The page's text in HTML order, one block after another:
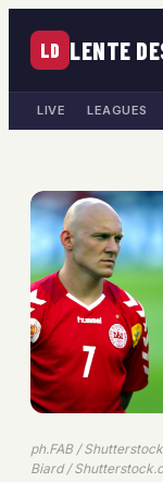
LD LENTE
LIVE LEAGUES
ph.FAB /
Biard /